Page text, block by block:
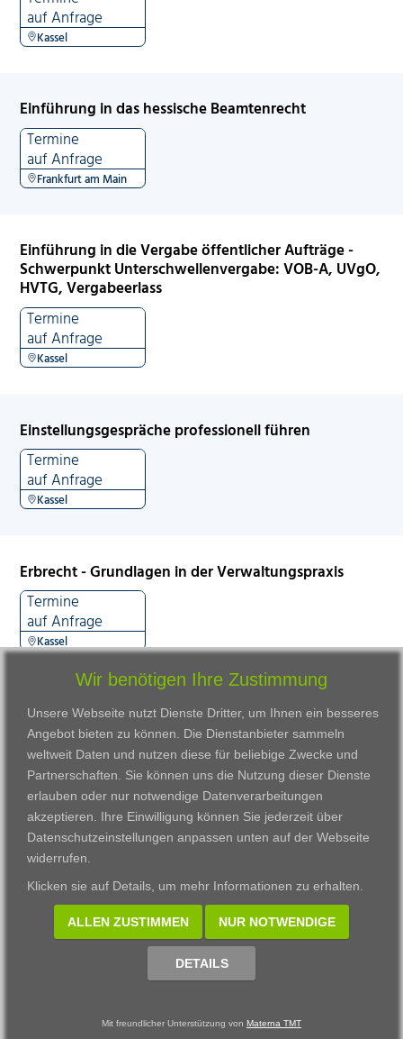
auf Anfrage
Kassel
Einführung in das hessische Beamtenrecht
Termine
auf Anfrage
Frankfurt am Main
Einführung in die Vergabe öffentlicher Aufträge -
Schwerpunkt Unterschwellenvergabe: VOB-A, UVgO,
HVTG, Vergabeerlass
Termine
auf Anfrage
Kassel
Einstellungsgespräche professionell führen
Termine
auf Anfrage
Kassel
Erbrecht - Grundlagen in der Verwaltungspraxis
Termine
auf Anfrage
Kassel
VWAK
Karriere
Links
Impressum
Datenschutzerklärung
Standorte
Darmstadt
Gießen
Kassel
Wiesbaden
Fortbildungszentrum
Bildungsangebot
Ausbildung
Wir benötigen Ihre Zustimmung
Unsere Webseite nutzt Dienste Dritter, um Ihnen ein besseres
Angebot bieten zu können. Die Dienstanbieter sammeln
weltweit Daten und nutzen diese für beliebige Zwecke und
Partnerschaften. Sie können uns die Nutzung dieser Dienste
erlauben oder nur notwendige Datenverarbeitungen
akzeptieren. Ihre Einwilligung können Sie jederzeit über
Datenschutzeinstellungen anpassen unten auf der Webseite
widerrufen.
Klicken sie auf Details, um mehr Informationen zu erhalten.
ALLEN ZUSTIMMEN NUR NOTWENDIGE
DETAILS
Mit freundlicher Unterstützung von Materna TMT